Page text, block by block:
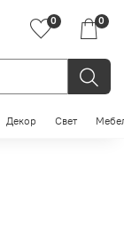
0 0
Декор Свет